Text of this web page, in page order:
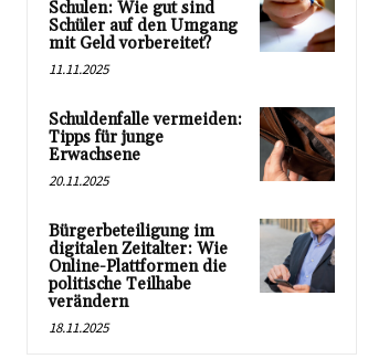
Schulen: Wie gut sind
Schüler auf den Umgang
mit Geld vorbereitet?
11.11.2025
Schuldenfalle vermeiden:
Tipps für junge
Erwachsene
20.11.2025
Bürgerbeteiligung im
digitalen Zeitalter: Wie
Online-Plattformen die
politische Teilhabe
verändern
18.11.2025